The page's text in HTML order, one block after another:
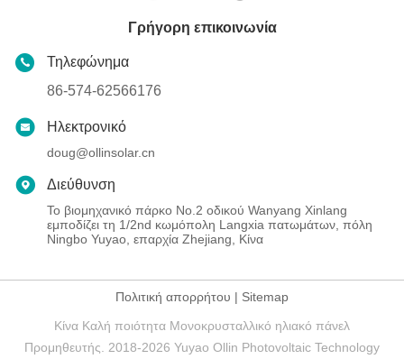
Γρήγορη επικοινωνία
Τηλεφώνημα
86-574-62566176
Ηλεκτρονικό
doug@ollinsolar.cn
Διεύθυνση
Το βιομηχανικό πάρκο No.2 οδικού Wanyang Xinlang
εμποδίζει τη 1/2nd κωμόπολη Langxia πατωμάτων, πόλη
Ningbo Yuyao, επαρχία Zhejiang, Κίνα
Πολιτική απορρήτου | Sitemap
Κίνα Καλή ποιότητα Μονοκρυσταλλικό ηλιακό πάνελ
Προμηθευτής. 2018-2026 Yuyao Ollin Photovoltaic Technology